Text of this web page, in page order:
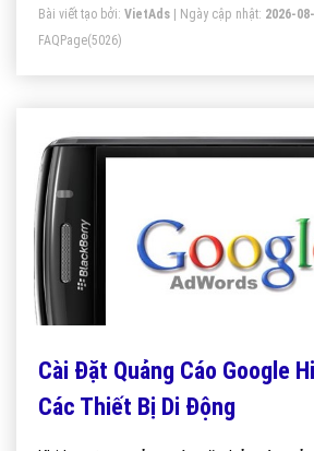
Bài viết tạo bởi: VietAds | Ngày cập nhật: 2026-
FAQPage(5026)
Cài Đặt Quảng Cáo Google
Các Thiết Bị Di Động